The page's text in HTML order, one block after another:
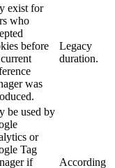
exist for
who
before
was
Legacy
duration.
be used by
or
Tag
if
According